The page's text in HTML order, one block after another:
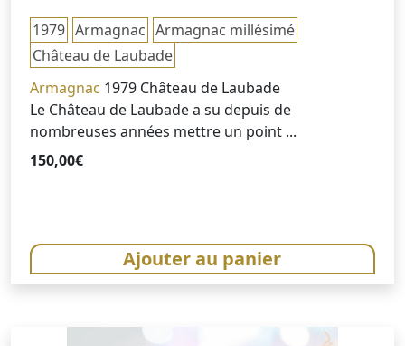
1979 Armagnac Armagnac millésimé
Château de Laubade
Armagnac 1979 Château de Laubade
Le Château de Laubade a su depuis de
nombreuses années mettre un point ...
150,00€
Ajouter au panier